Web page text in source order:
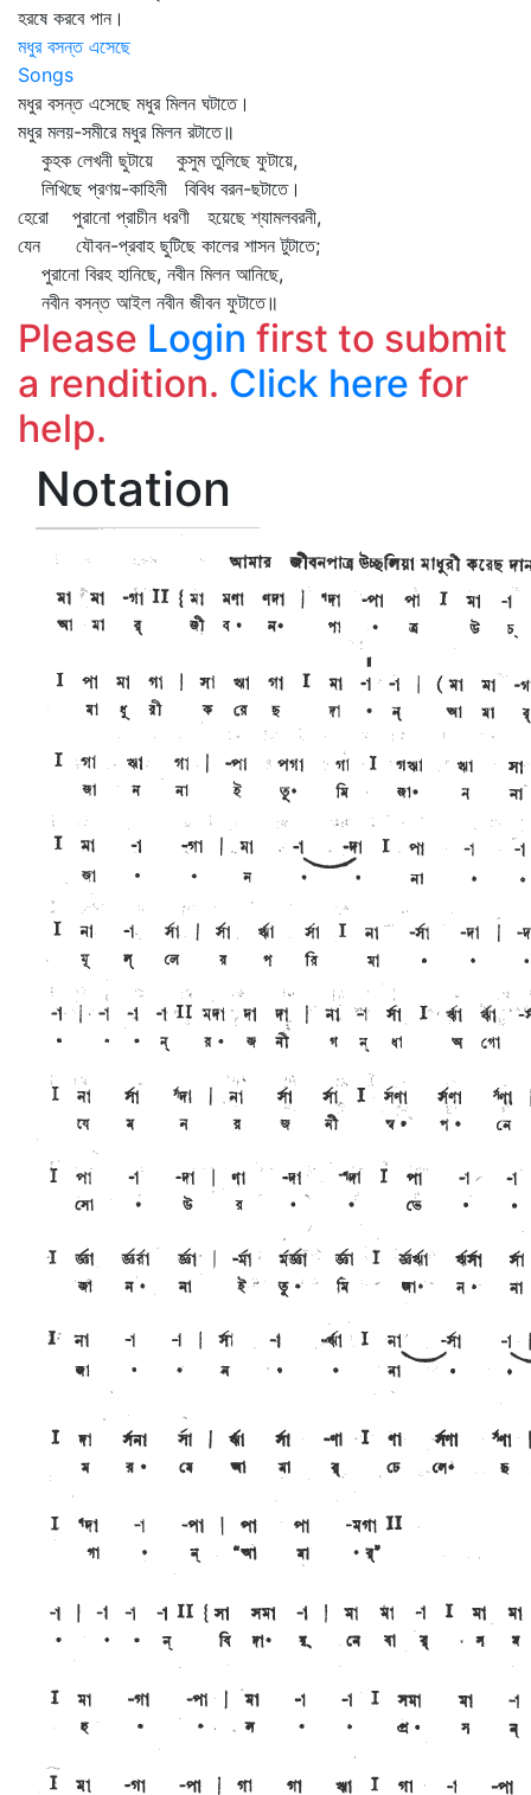
হরষে করবে পান।
মধুর বসন্ত এসেছে
Songs
মধুর বসন্ত এসেছে মধুর মিলন ঘটাতে।
মধুর মলয়-সমীরে মধুর মিলন রটাতে॥
কুহক লেখনী ছুটায়ে কুসুম তুলিছে ফুটায়ে,
লিখিছে প্রণয়-কাহিনী বিবিধ বরন-ছটাতে।
হেরো পুরানো প্রাচীন ধরণী হয়েছে শ্যামলবরনী,
যেন যৌবন-প্রবাহ ছুটিছে কালের শাসন টুটাতে;
পুরানো বিরহ হানিছে, নবীন মিলন আনিছে,
নবীন বসন্ত আইল নবীন জীবন ফুটাতে॥
Please Login first to submit
a rendition. Click here for
help.
Notation